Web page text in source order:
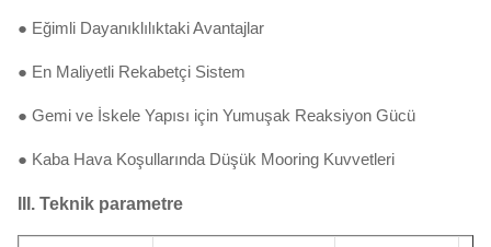
● Eğimli Dayanıklılıktaki Avantajlar
● En Maliyetli Rekabetçi Sistem
● Gemi ve İskele Yapısı için Yumuşak Reaksiyon Gücü
● Kaba Hava Koşullarında Düşük Mooring Kuvvetleri
III. Teknik parametre